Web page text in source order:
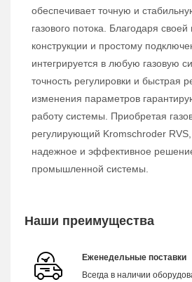
обеспечивает точную и
газового потока. Благодаря своей
конструкции и простому
интегрируется в любую газовую
точность регулировки и быстрая
изменения параметров
работу системы. Приобретая
регулирующий Kromschroder
надежное и эффективное
промышленной системы.
Наши преимущества
Еженедельные поставки
Всегда в наличии